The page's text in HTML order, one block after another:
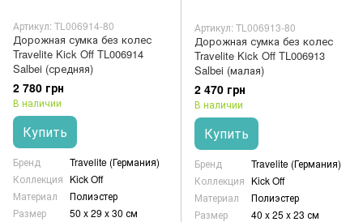
Артикул: TL006914-80
Дорожная сумка без колес
Travelite Kick Off TL006914
Salbei (средняя)
2 780 грн
В наличии
Купить
Бренд
Travelite (Германия)
Коллекция Kick Off
Материал
Полиэстер
Размер
50 x 29 x 30 см
Артикул: TL006913-80
Дорожная сумка без колес
Travelite Kick Off TL006913
Salbei (малая)
2 470 грн
В наличии
Купить
Бренд
Travelite (Германия)
Коллекция Kick Off
Материал
Полиэстер
Размер
40 x 25 x 23 см